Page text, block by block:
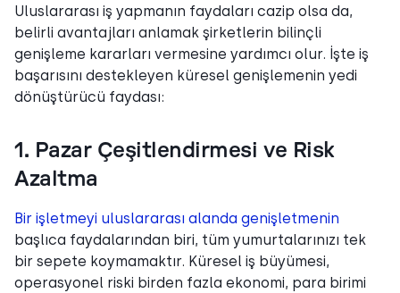
Uluslararası iş yapmanın faydaları cazip olsa da,
belirli avantajları anlamak şirketlerin bilinçli
genişleme kararları vermesine yardımcı olur. İşte iş
başarısını destekleyen küresel genişlemenin yedi
dönüştürücü faydası:
1. Pazar Çeşitlendirmesi ve Risk
Azaltma
Bir işletmeyi uluslararası alanda genişletmenin
başlıca faydalarından biri, tüm yumurtalarınızı tek
bir sepete koymamaktır. Küresel iş büyümesi,
operasyonel riski birden fazla ekonomi, para birimi